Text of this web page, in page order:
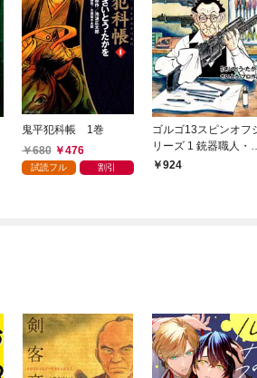
鬼平犯科帳 1巻
680
476
試読フル 割引
ゴルゴ13スピンオフ
リーズ 1 銃器職人・
イブ（１）
924